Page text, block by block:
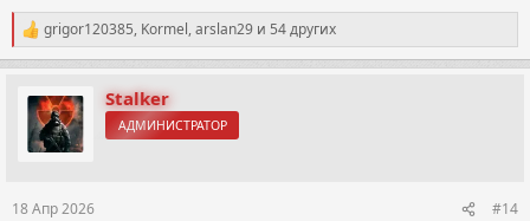
Р
е
а
ц
и
grigor120385, Kormel,arslan29 и 54 других
Stalker
АДМИНИСТРАТОР
18 Апр 2026 #14